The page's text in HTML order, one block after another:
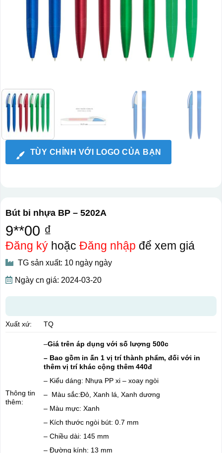
TÙY CHỈNH VỚI LOGO CỦA BẠN
Bút bi nhựa BP – 5202A
9**00 ₫
Đăng kýhoặc Đăng nhập để xem giá
TG sản xuất: 10 ngày ngày
Ngày cn giá: 2024-03-20
Xuất xứ: TQ
Thông tin
thêm:
–Giá trên áp dụng với số lượng 500c
– Bao gồm in ấn 1 vị trí thành phẩm, đối với in
thêm vị trí khác cộng thêm 440đ
– Kiểu dáng: Nhựa PP xi – xoay ngòi
– Màu sắc:Đỏ, Xanh lá, Xanh dương
– Màu mực: Xanh
– Kích thước ngòi bút: 0.7 mm
– Chiều dài: 145 mm
– Đường kính: 13 mm